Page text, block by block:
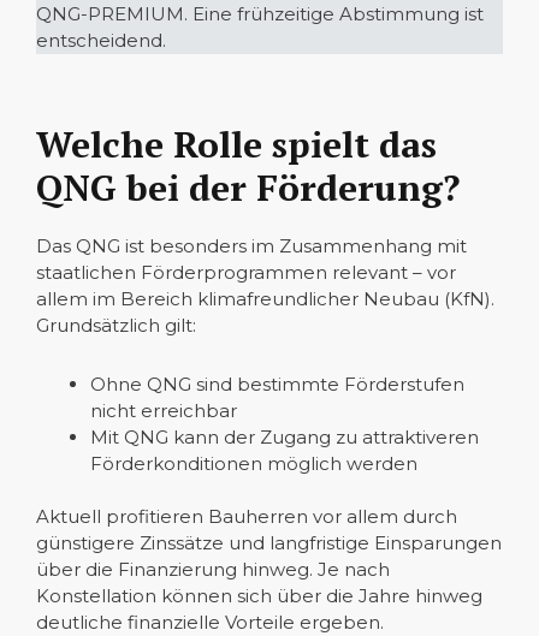
QNG-PREMIUM. Eine frühzeitige Abstimmung ist
entscheidend.
Welche Rolle spielt das
QNG bei der Förderung?
Das QNG ist besonders im Zusammenhang mit
staatlichen Förderprogrammen relevant – vor
allem im Bereich klimafreundlicher Neubau (KfN).
Grundsätzlich gilt:
Ohne QNG sind bestimmte Förderstufen
nicht erreichbar
Mit QNG kann der Zugang zu attraktiveren
Förderkonditionen möglich werden
Aktuell profitieren Bauherren vor allem durch
günstigere Zinssätze und langfristige Einsparungen
über die Finanzierung hinweg. Je nach
Konstellation können sich über die Jahre hinweg
deutliche finanzielle Vorteile ergeben.